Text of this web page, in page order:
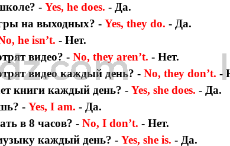
-Yes, he does.- Да.
на выходных? -Yes, they do.- Да.
he isn’t. - Нет.
видео? -No, they aren’t. - Нет.
видео каждый день? -No, they don’t. -
книги каждый день? -Yes, she does. - Да.
- Yes, I am. - Да.
в 8 часов? -No, I don’t.- Нет.
каждый день? - Yes, she is. - Да.